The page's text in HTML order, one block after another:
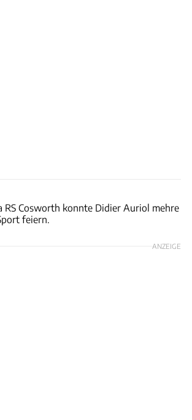
RS Cosworth konnte Didier Auriol mehre
feiern.
ANZEIGE